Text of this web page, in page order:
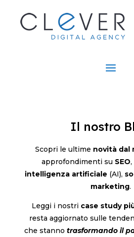
Il nostro
Scopri le ultime novità dal
approfondimenti su SEO,
intelligenza artificiale (AI),
marketing.
Leggi i nostri case study
resta aggiornato sulle
che stanno trasformando il